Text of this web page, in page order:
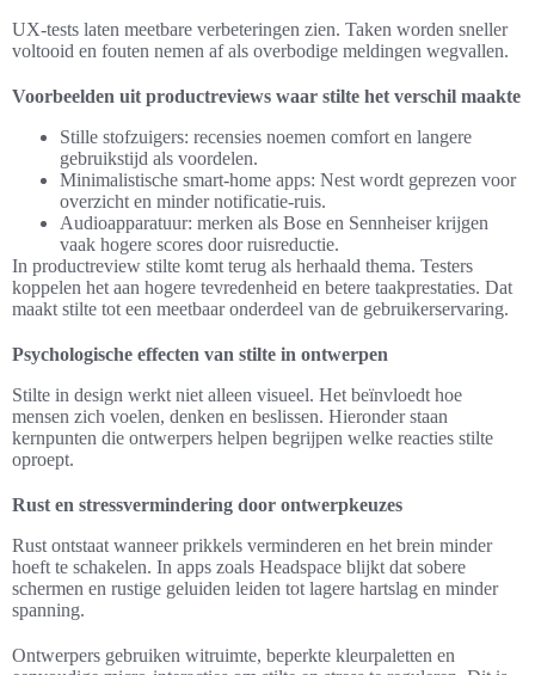
UX-tests laten meetbare verbeteringen zien. Taken worden sneller
voltooid en fouten nemen af als overbodige meldingen wegvallen.
Voorbeelden uit productreviews waar stilte het verschil maakte
Stille stofzuigers: recensies noemen comfort en langere
gebruikstijd als voordelen.
Minimalistische smart-home apps: Nest wordt geprezen voor
overzicht en minder notificatie-ruis.
Audioapparatuur: merken als Bose en Sennheiser krijgen
vaak hogere scores door ruisreductie.
In productreview stilte komt terug als herhaald thema. Testers
koppelen het aan hogere tevredenheid en betere taakprestaties. Dat
maakt stilte tot een meetbaar onderdeel van de gebruikerservaring.
Psychologische effecten van stilte in ontwerpen
Stilte in design werkt niet alleen visueel. Het beïnvloedt hoe
mensen zich voelen, denken en beslissen. Hieronder staan
kernpunten die ontwerpers helpen begrijpen welke reacties stilte
oproept.
Rust en stressvermindering door ontwerpkeuzes
Rust ontstaat wanneer prikkels verminderen en het brein minder
hoeft te schakelen. In apps zoals Headspace blijkt dat sobere
schermen en rustige geluiden leiden tot lagere hartslag en minder
spanning.
Ontwerpers gebruiken witruimte, beperkte kleurpaletten en